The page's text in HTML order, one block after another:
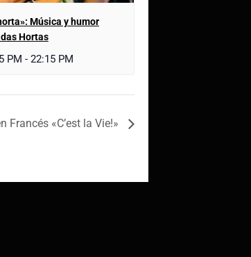
Música y humor
Hortas
PM - 22:15 PM
Francés «C’est la Vie!»